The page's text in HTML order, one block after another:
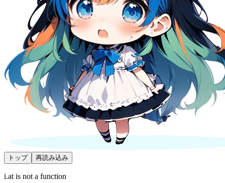
トップ 再読み込み
i.at is not a function